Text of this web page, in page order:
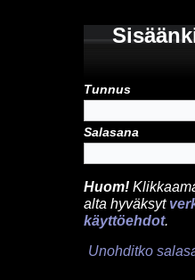
Tunnus
Salasana
Huom!
alta hyväksyt
käyttöehdot.
Unohditko